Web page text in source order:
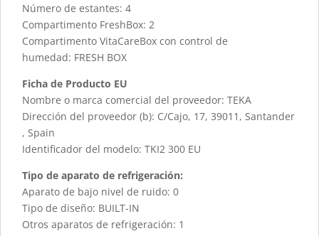
Número de estantes: 4
Compartimento FreshBox: 2
Compartimento VitaCareBox con control de
humedad: FRESH BOX
Ficha de Producto EU
Nombre o marca comercial del proveedor: TEKA
Dirección del proveedor (b): C/Cajo, 17, 39011, Santander
, Spain
Identificador del modelo: TKI2 300 EU
Tipo de aparato de refrigeración:
Aparato de bajo nivel de ruido: 0
Tipo de diseño: BUILT-IN
Otros aparatos de refrigeración: 1